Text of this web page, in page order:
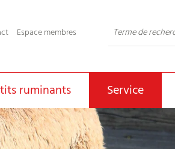
Espace membres
ruminants Service